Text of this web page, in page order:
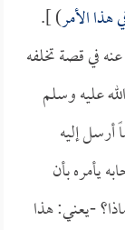
الأمر) ].
في قصة تخلفه
عليه وسلم
أرسل إليه
يأمره بأن
-يعني: هذا